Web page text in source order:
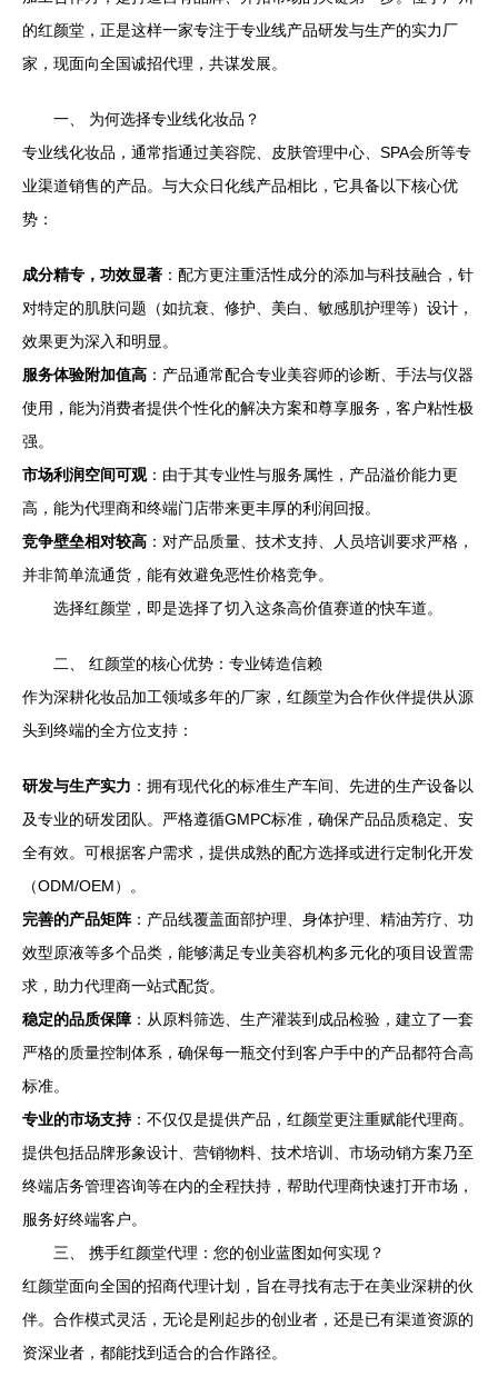
的红颜堂，正是这样一家专注于专业线产品研发与生产的实力厂
家，现面向全国诚招代理，共谋发展。
一、 为何选择专业线化妆品？
专业线化妆品，通常指通过美容院、皮肤管理中心、SPA会所等专
业渠道销售的产品。与大众日化线产品相比，它具备以下核心优
势：
成分精专，功效显著 ：配方更注重活性成分的添加与科技融合，针
对特定的肌肤问题（如抗衰、修护、美白、敏感肌护理等）设计，
效果更为深入和明显。
服务体验附加值高 ：产品通常配合专业美容师的诊断、手法与仪器
使用，能为消费者提供个性化的解决方案和尊享服务，客户粘性极
强。
市场利润空间可观：由于其专业性与服务属性，产品溢价能力更
高，能为代理商和终端门店带来更丰厚的利润回报。
竞争壁垒相对较高 ：对产品质量、技术支持、人员培训要求严格，
并非简单流通货，能有效避免恶性价格竞争。
选择红颜堂，即是选择了切入这条高价值赛道的快车道。
二、 红颜堂的核心优势：专业铸造信赖
作为深耕化妆品加工领域多年的厂家，红颜堂为合作伙伴提供从源
头到终端的全方位支持：
研发与生产实力 ：拥有现代化的标准生产车间、先进的生产设备以
及专业的研发团队。严格遵循GMPC标准，确保产品品质稳定、安
全有效。可根据客户需求，提供成熟的配方选择或进行定制化开发
（ODM/OEM）。
完善的产品矩阵 ：产品线覆盖面部护理、身体护理、精油芳疗、功
效型原液等多个品类，能够满足专业美容机构多元化的项目设置需
求，助力代理商一站式配货。
稳定的品质保障 ：从原料筛选、生产灌装到成品检验，建立了一套
严格的质量控制体系，确保每一瓶交付到客户手中的产品都符合高
标准。
专业的市场支持：不仅仅是提供产品，红颜堂更注重赋能代理商。
提供包括品牌形象设计、营销物料、技术培训、市场动销方案乃至
终端店务管理咨询等在内的全程扶持，帮助代理商快速打开市场，
服务好终端客户。
三、 携手红颜堂代理：您的创业蓝图如何实现？
红颜堂面向全国的招商代理计划，旨在寻找有志于在美业深耕的伙
伴。合作模式灵活，无论是刚起步的创业者，还是已有渠道资源的
资深业者，都能找到适合的合作路径。